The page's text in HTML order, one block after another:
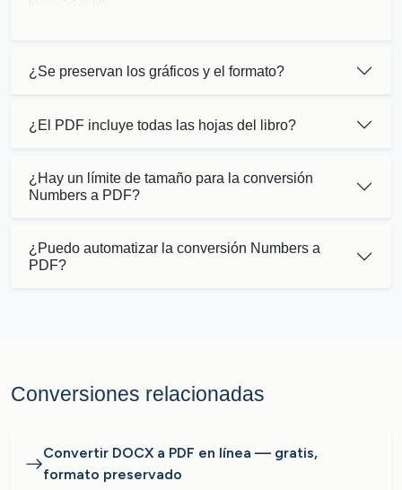
¿Se preservan los gráficos y el formato?
¿El PDF incluye todas las hojas del libro?
¿Hay un límite de tamaño para la conversión
Numbers a PDF?
¿Puedo automatizar la conversión Numbers a
PDF?
Conversiones relacionadas
Convertir DOCX a PDF en línea — gratis,
formato preservado